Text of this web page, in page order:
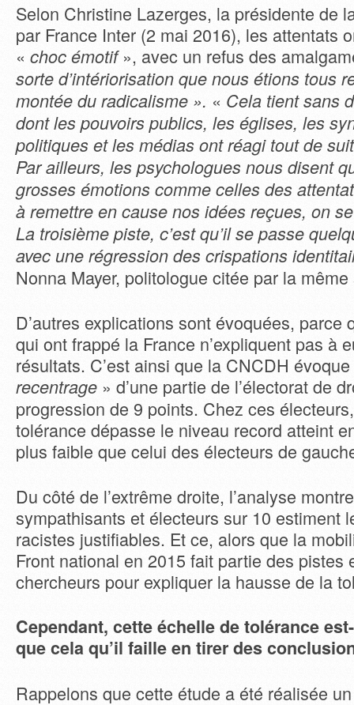
Selon Christine Lazerges, la présidente de
par France Inter (2 mai 2016), les attentats
« choc émotif », avec un refus des
sorte d’intériorisation que nous étions tous
montée du radicalisme ». « Cela tient sans
dont les pouvoirs publics, les églises, les
politiques et les médias ont réagi tout de
Par ailleurs, les psychologues nous disent
grosses émotions comme celles des
à remettre en cause nos idées reçues, on
La troisième piste, c’est qu’il se passe
avec une régression des crispations
Nonna Mayer, politologue citée par la
D’autres explications sont évoquées, parce
qui ont frappé la France n’expliquent pas à
résultats. C’est ainsi que la CNCDH
recentrage » d’une partie de l’électorat de
progression de 9 points. Chez ces
tolérance dépasse le niveau record atteint
plus faible que celui des électeurs de
Du côté de l’extrême droite, l’analyse
sympathisants et électeurs sur 10 estiment
racistes justifiables. Et ce, alors que la
Front national en 2015 fait partie des pistes
chercheurs pour expliquer la hausse de la
Cependant, cette échelle de tolérance
que cela qu’il faille en tirer des
Rappelons que cette étude a été réalisée